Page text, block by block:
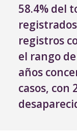
58.4% del
registros
el rango
años
casos, con